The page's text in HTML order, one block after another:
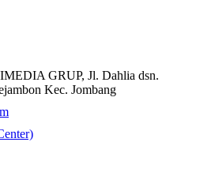
GRUP, Jl. Dahlia dsn.
Kec. Jombang